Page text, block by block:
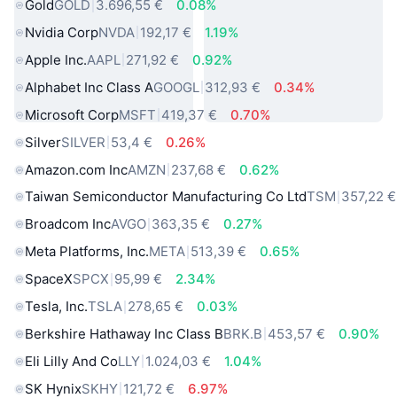
GoldGOLD 3.696,55 €
0.08%
Nvidia CorpNVDA 192,17 €
1.19%
Apple Inc.AAPL 271,92 €
0.92%
Alphabet Inc Class AGOOGL 312,93 €
0.34%
Microsoft CorpMSFT 419,37 €
0.70%
SilverSILVER 53,4 €
0.26%
Amazon.com IncAMZN 237,68 €
0.62%
Taiwan Semiconductor Manufacturing Co LtdTSM 357,22 €
Broadcom IncAVGO 363,35 €
0.27%
Meta Platforms, Inc.META 513,39 €
0.65%
SpaceXSPCX 95,99 €
2.34%
Tesla, Inc.TSLA 278,65 €
0.03%
Berkshire Hathaway Inc Class BBRK.B 453,57 €
0.90%
Eli Lilly And CoLLY 1.024,03 €
1.04%
SK HynixSKHY 121,72 €
6.97%